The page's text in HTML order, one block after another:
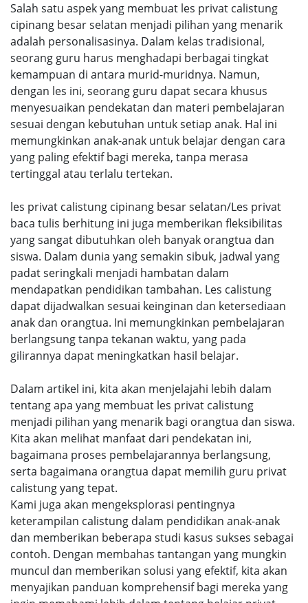
Salah satu aspek yang membuat les privat calistung
cipinang besar selatan menjadi pilihan yang menarik
adalah personalisasinya. Dalam kelas tradisional,
seorang guru harus menghadapi berbagai tingkat
kemampuan di antara murid-muridnya. Namun,
dengan les ini, seorang guru dapat secara khusus
menyesuaikan pendekatan dan materi pembelajaran
sesuai dengan kebutuhan untuk setiap anak. Hal ini
memungkinkan anak-anak untuk belajar dengan cara
yang paling efektif bagi mereka, tanpa merasa
tertinggal atau terlalu tertekan.
les privat calistung cipinang besar selatan/Les privat
baca tulis berhitung ini juga memberikan fleksibilitas
yang sangat dibutuhkan oleh banyak orangtua dan
siswa. Dalam dunia yang semakin sibuk, jadwal yang
padat seringkali menjadi hambatan dalam
mendapatkan pendidikan tambahan. Les calistung
dapat dijadwalkan sesuai keinginan dan ketersediaan
anak dan orangtua. Ini memungkinkan pembelajaran
berlangsung tanpa tekanan waktu, yang pada
gilirannya dapat meningkatkan hasil belajar.
Dalam artikel ini, kita akan menjelajahi lebih dalam
tentang apa yang membuat les privat calistung
menjadi pilihan yang menarik bagi orangtua dan siswa.
Kita akan melihat manfaat dari pendekatan ini,
bagaimana proses pembelajarannya berlangsung,
serta bagaimana orangtua dapat memilih guru privat
calistung yang tepat.
Kami juga akan mengeksplorasi pentingnya
keterampilan calistung dalam pendidikan anak-anak
dan memberikan beberapa studi kasus sukses sebagai
contoh. Dengan membahas tantangan yang mungkin
muncul dan memberikan solusi yang efektif, kita akan
menyajikan panduan komprehensif bagi mereka yang